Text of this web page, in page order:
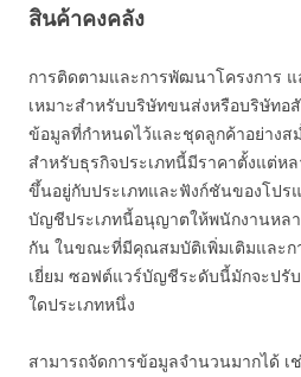
สินค้าคงคลัง
การติดตามและการพัฒนาโครงการ
เหมาะสำหรับบริษัทขนส่งหรือบริษัทอ
ข้อมูลที่กำหนดไว้และชุดลูกค้าอย่างส
สำหรับธุรกิจประเภทนี้มีราคาตั้งแต่ห
ขึ้นอยู่กับประเภทและฟังก์ชันของโปร
บัญชีประเภทนี้อนุญาตให้พนักงานหล
กัน ในขณะที่มีคุณสมบัติเพิ่มเติมและ
เยี่ยม ซอฟต์แวร์บัญชีระดับนี้มักจะปรั
ใดประเภทหนึ่ง
สามารถจัดการข้อมูลจำนวนมากได้